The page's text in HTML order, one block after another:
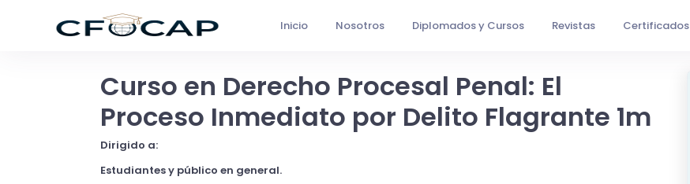
Inicio Nosotros Diplomados y Cursos Revistas Certificados
Curso en Derecho Procesal Penal: El
Proceso Inmediato por Delito Flagrante 1m
Dirigido a:
Estudiantes y público en general.